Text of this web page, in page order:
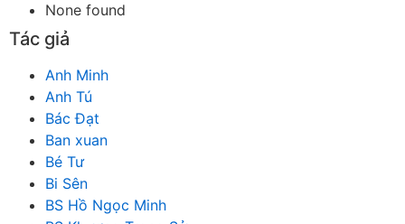
None found
Tác giả
Anh Minh
Anh Tú
Bác Đạt
Ban xuan
Bé Tư
Bi Sên
BS Hồ Ngọc Minh